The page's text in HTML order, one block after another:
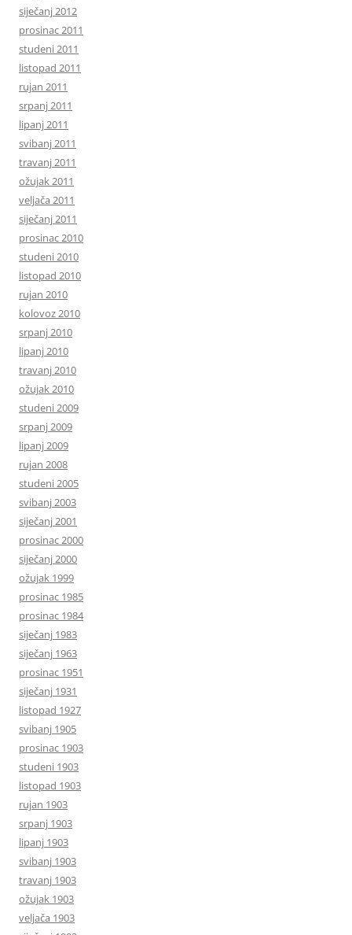
siječanj 2012
prosinac 2011
studeni 2011
listopad 2011
rujan 2011
srpanj 2011
lipanj 2011
svibanj 2011
travanj 2011
ožujak 2011
veljača 2011
siječanj 2011
prosinac 2010
studeni 2010
listopad 2010
rujan 2010
kolovoz 2010
srpanj 2010
lipanj 2010
travanj 2010
ožujak 2010
studeni 2009
srpanj 2009
lipanj 2009
rujan 2008
studeni 2005
svibanj 2003
siječanj 2001
prosinac 2000
siječanj 2000
ožujak 1999
prosinac 1985
prosinac 1984
siječanj 1983
siječanj 1963
prosinac 1951
siječanj 1931
listopad 1927
svibanj 1905
prosinac 1903
studeni 1903
listopad 1903
rujan 1903
srpanj 1903
lipanj 1903
svibanj 1903
travanj 1903
ožujak 1903
veljača 1903